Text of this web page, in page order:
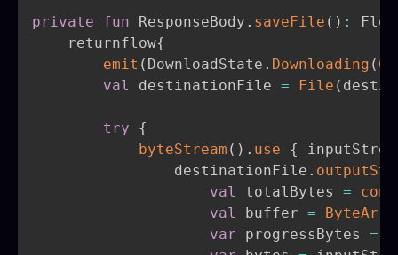
private fun ResponseBody . saveFile ( ) : Flow
    returnflow
{
emit ( DownloadState . Downloading ( 0
val
destinationFile = File (
try
{
byteStream ( ) . use {
                destinationFile
.
val
totalBytes =
val
buffer =
var progressBytes =